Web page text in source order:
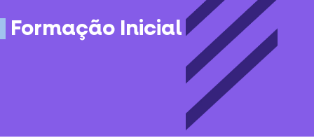
Formação Inicial